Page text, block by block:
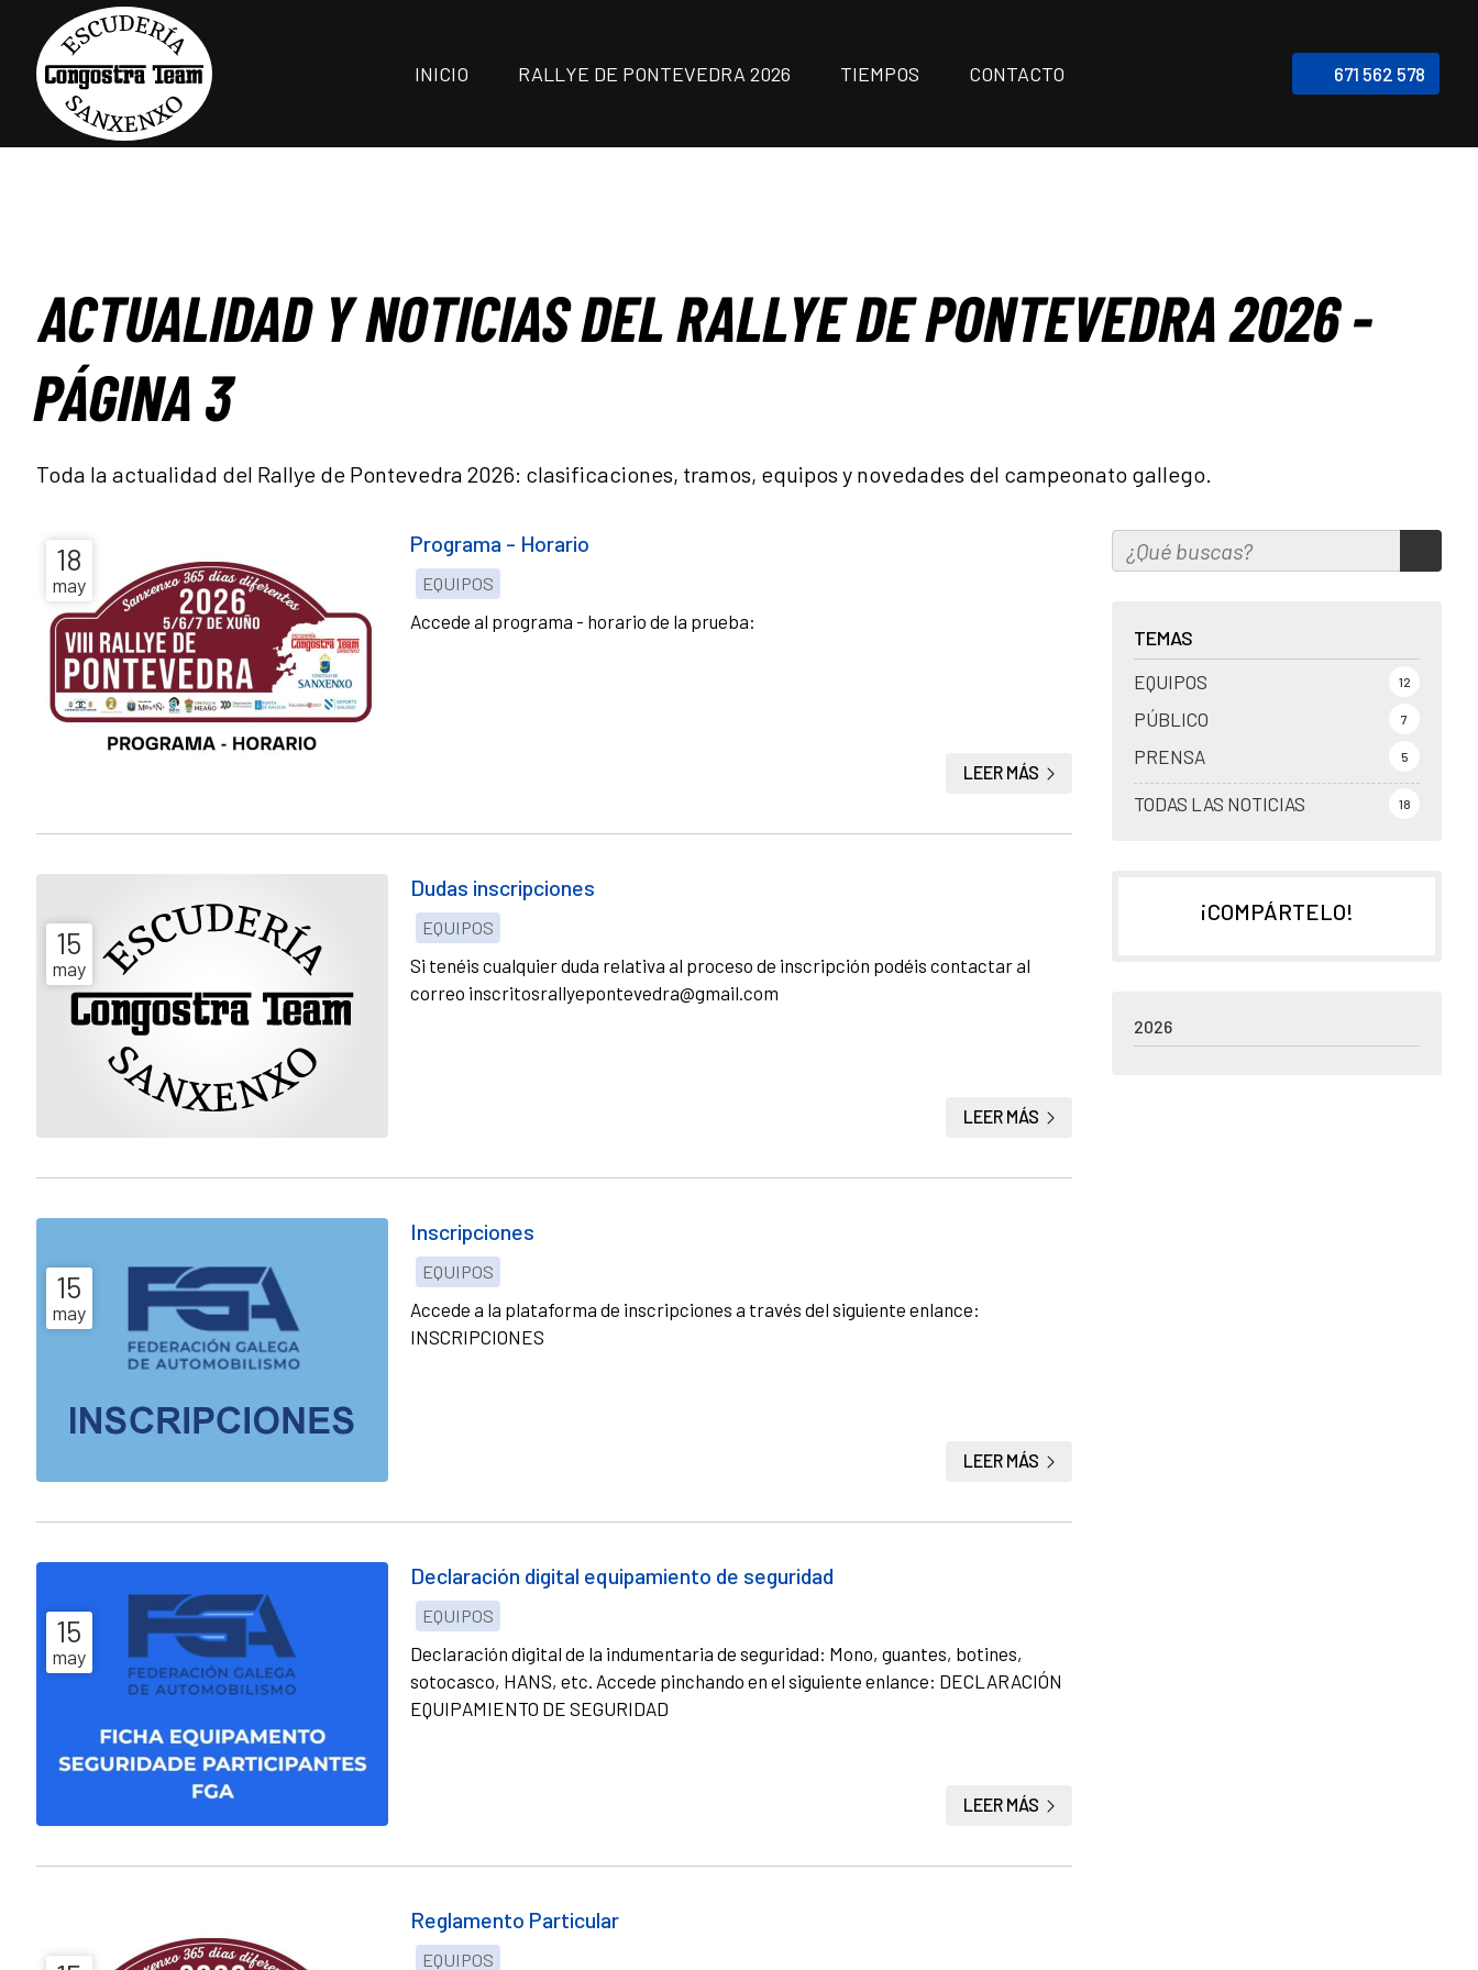
INICIO RALLYE DE PONTEVEDRA 2026 TIEMPOS CONTACTO 671 562 578
ACTUALIDAD Y NOTICIAS DEL RALLYE DE PONTEVEDRA 2026 -
PÁGINA 3
Toda la actualidad del Rallye de Pontevedra 2026: clasificaciones, tramos, equipos y novedades del campeonato gallego.
TEMAS
TODAS LAS NOTICIAS 18
EQUIPOS 12
PÚBLICO 7
PRENSA 5
18
may
Programa - Horario
EQUIPOS
Accede al programa - horario de la prueba:
LEER MÁS
15
may
Dudas inscripciones
EQUIPOS
Si tenéis cualquier duda relativa al proceso de inscripción podéis contactar al
correo inscritosrallyepontevedra@gmail.com
LEER MÁS
15
may
Inscripciones
EQUIPOS
Accede a la plataforma de inscripciones a través del siguiente enlance:
INSCRIPCIONES
LEER MÁS
15
may
Declaración digital equipamiento de seguridad
EQUIPOS
Declaración digital de la indumentaria de seguridad: Mono, guantes, botines,
sotocasco, HANS, etc. Accede pinchando en el siguiente enlance: DECLARACIÓN
EQUIPAMIENTO DE SEGURIDAD
LEER MÁS
Reglamento Particular
EQUIPOS
¡COMPÁRTELO!
2026